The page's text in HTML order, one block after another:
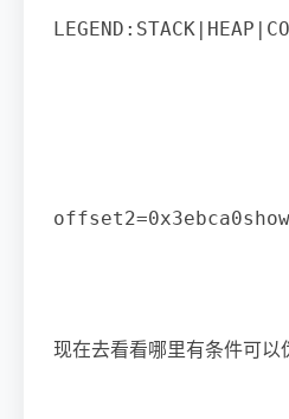
LEGEND : STACK | HEAP |
offset2=0x3ebca0show
现在去看看哪里有条件可